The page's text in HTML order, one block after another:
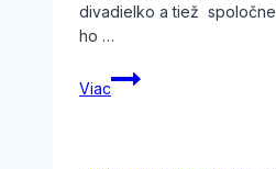
divadielko a tiež
ho …
Viac
Batôžtek
vianočných